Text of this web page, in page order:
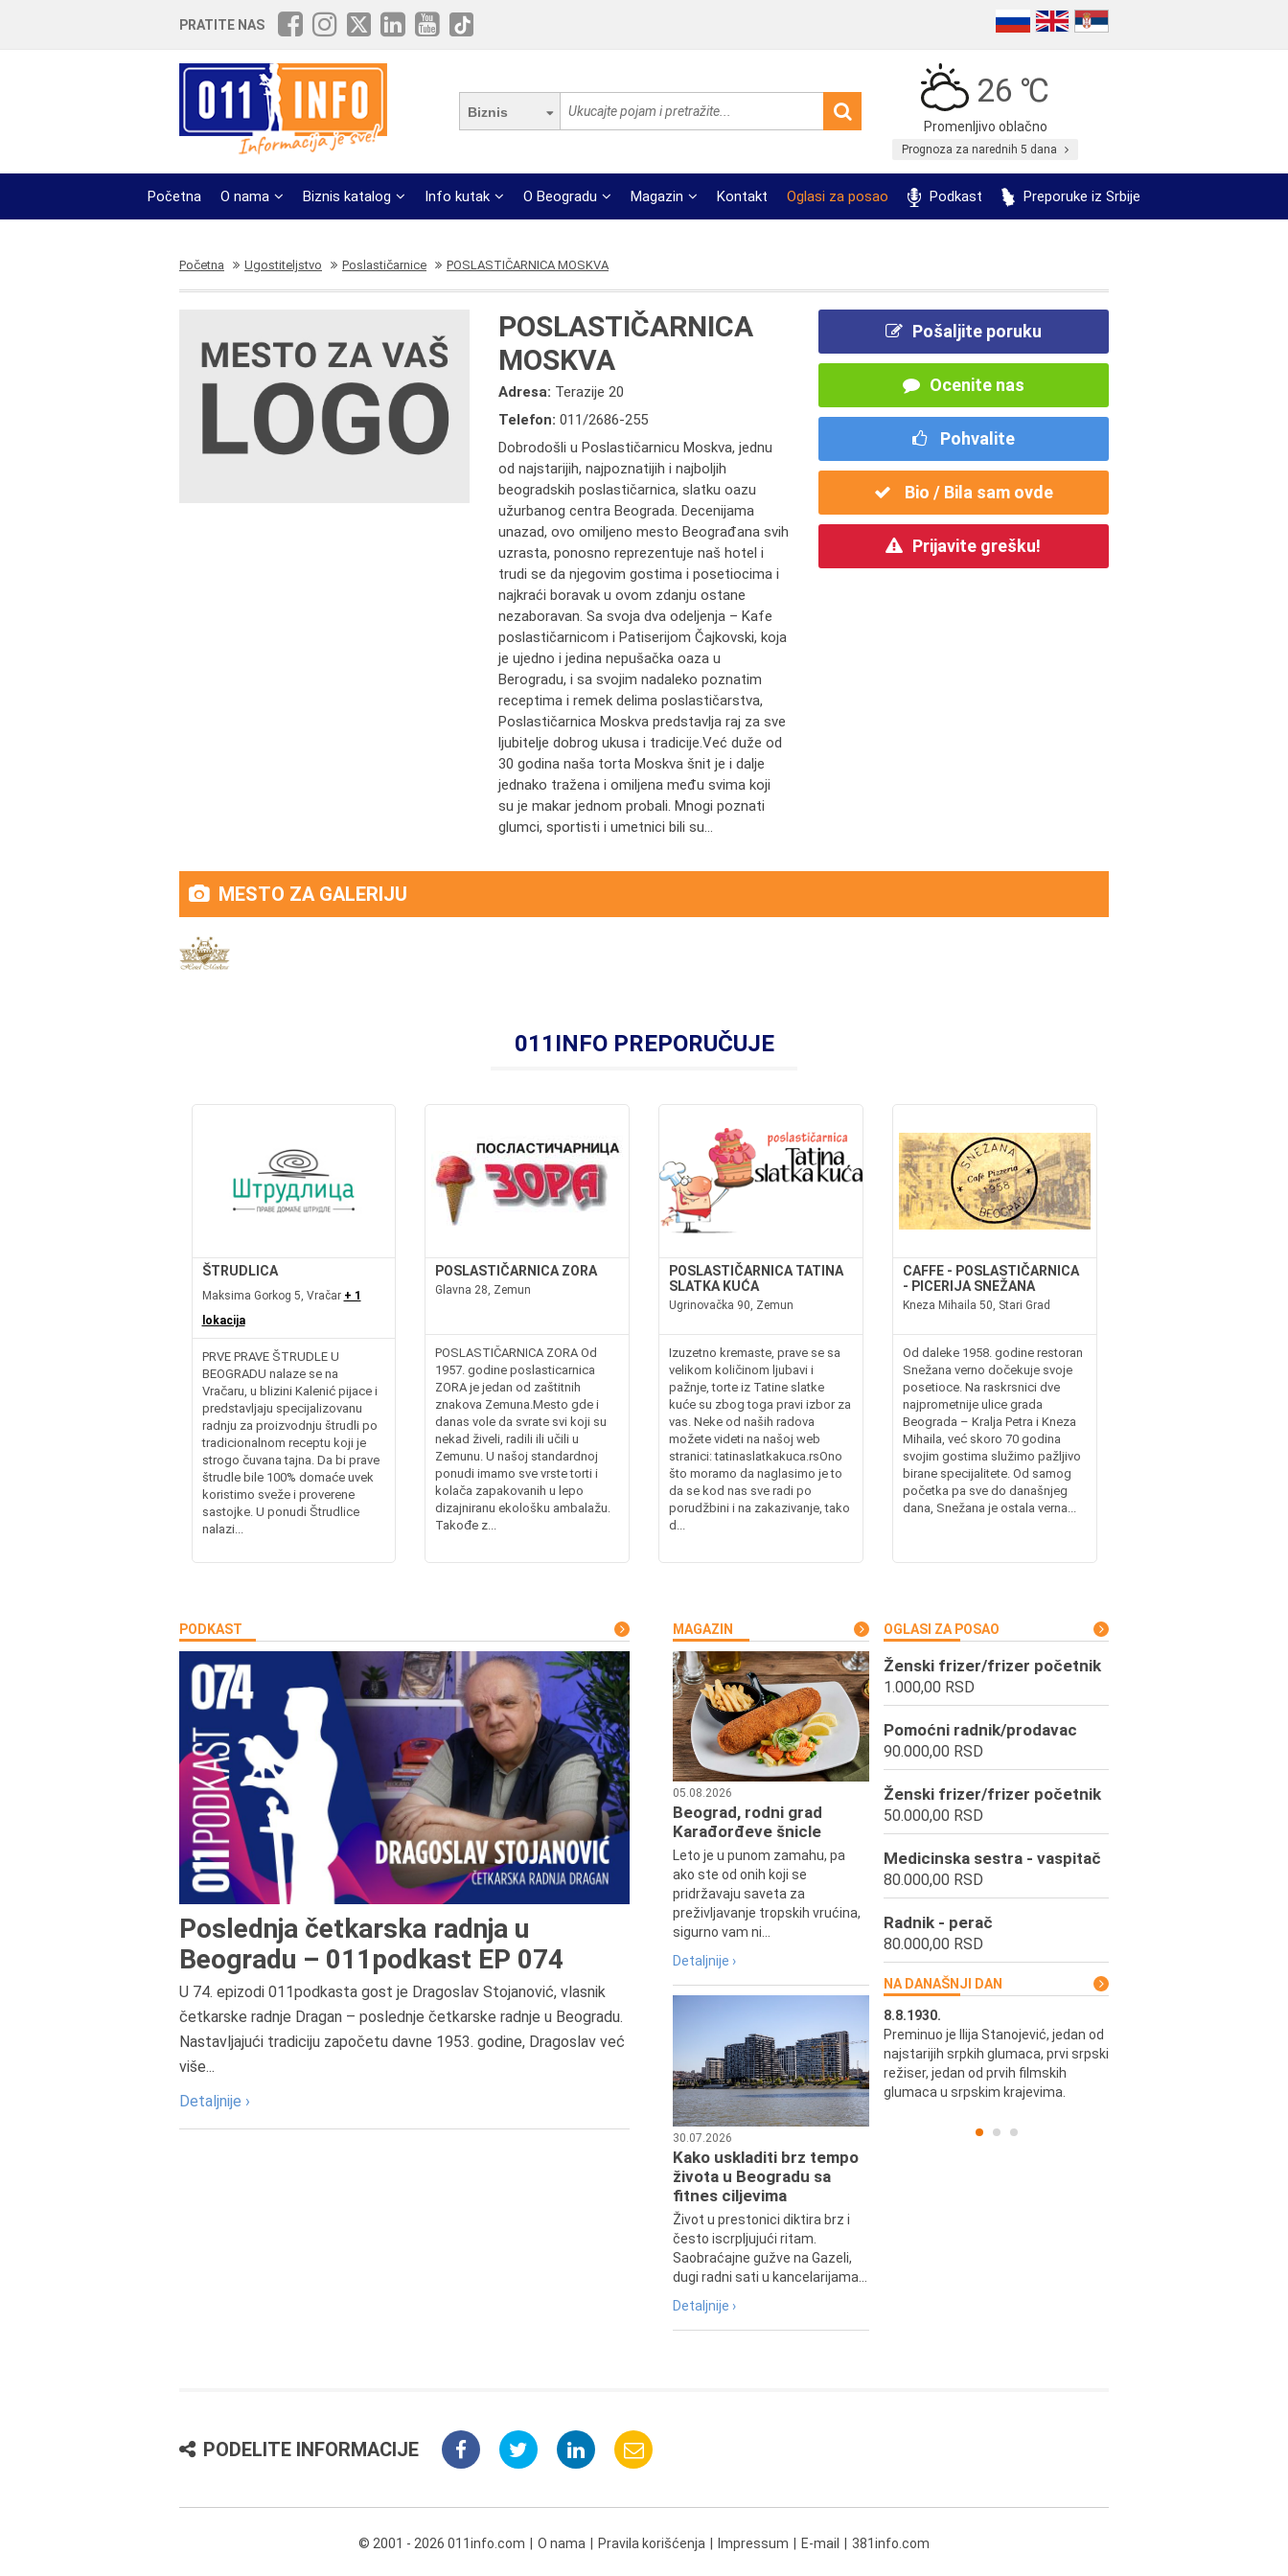
PRATITE NAS
Biznis
26 ℃
Promenljivo oblačno
Prognoza za narednih 5 dana
Početna O nama Biznis katalog Info kutak O Beogradu Magazin Kontakt Oglasi za posao Podkast Preporuke iz Srbije
Početna Ugostiteljstvo Poslastičarnice POSLASTIČARNICA MOSKVA
POSLASTIČARNICA
MOSKVA
Adresa: Terazije 20
Telefon:011/2686-255
Dobrodošli u Poslastičarnicu Moskva, jednu
od najstarijih, najpoznatijih i najboljih
beogradskih poslastičarnica, slatku oazu
užurbanog centra Beograda. Decenijama
unazad, ovo omiljeno mesto Beograđana svih
uzrasta, ponosno reprezentuje naš hotel i
trudi se da njegovim gostima i posetiocima i
najkraći boravak u ovom zdanju ostane
nezaboravan. Sa svoja dva odeljenja – Kafe
poslastičarnicom i Patiserijom Čajkovski, koja
je ujedno i jedina nepušačka oaza u
Berogradu, i sa svojim nadaleko poznatim
receptima i remek delima poslastičarstva,
Poslastičarnica Moskva predstavlja raj za sve
ljubitelje dobrog ukusa i tradicije.Već duže od
30 godina naša torta Moskva šnit je i dalje
jednako tražena i omiljena među svima koji
su je makar jednom probali. Mnogi poznati
glumci, sportisti i umetnici bili su...
Pošaljite poruku
Ocenite nas
Pohvalite
Bio / Bila sam ovde
Prijavite grešku!
MESTO ZA GALERIJU
011INFO PREPORUČUJE
ŠTRUDLICA
Maksima Gorkog 5, Vračar + 1
lokacija
PRVE PRAVE ŠTRUDLE U
BEOGRADU nalaze se na
Vračaru, u blizini Kalenić pijace i
predstavljaju specijalizovanu
radnju za proizvodnju štrudli po
tradicionalnom receptu koji je
strogo čuvana tajna. Da bi prave
štrudle bile 100% domaće uvek
koristimo sveže i proverene
sastojke. U ponudi Štrudlice
nalazi...
POSLASTIČARNICA ZORA
Glavna 28, Zemun
POSLASTIČARNICA ZORA Od
1957. godine poslasticarnica
ZORA je jedan od zaštitnih
znakova Zemuna.Mesto gde i
danas vole da svrate svi koji su
nekad živeli, radili ili učili u
Zemunu. U našoj standardnoj
ponudi imamo sve vrste torti i
kolača zapakovanih u lepo
dizajniranu ekološku ambalažu.
Takođe z...
POSLASTIČARNICA TATINA
SLATKA KUĆA
Ugrinovačka 90, Zemun
Izuzetno kremaste, prave se sa
velikom količinom ljubavi i
pažnje, torte iz Tatine slatke
kuće su zbog toga pravi izbor za
vas. Neke od naših radova
možete videti na našoj web
stranici: tatinaslatkakuca.rsOno
što moramo da naglasimo je to
da se kod nas sve radi po
porudžbini i na zakazivanje, tako
d...
CAFFE - POSLASTIČARNICA
- PICERIJA SNEŽANA
Kneza Mihaila 50, Stari Grad
Od daleke 1958. godine restoran
Snežana verno dočekuje svoje
posetioce. Na raskrsnici dve
najprometnije ulice grada
Beograda – Kralja Petra i Kneza
Mihaila, već skoro 70 godina
svojim gostima služimo pažljivo
birane specijalitete. Od samog
početka pa sve do današnjeg
dana, Snežana je ostala verna...
PODKAST
Poslednja četkarska radnja u
Beogradu – 011podkast EP 074
U 74. epizodi 011podkasta gost je Dragoslav Stojanović, vlasnik
četkarske radnje Dragan – poslednje četkarske radnje u Beogradu.
Nastavljajući tradiciju započetu davne 1953. godine, Dragoslav već
više...
Detaljnije ›
MAGAZIN
05.08.2026
Beograd, rodni grad
Karađorđeve šnicle
Leto je u punom zamahu, pa
ako ste od onih koji se
pridržavaju saveta za
preživljavanje tropskih vrućina,
sigurno vam ni...
Detaljnije ›
30.07.2026
Kako uskladiti brz tempo
života u Beogradu sa
fitnes ciljevima
Život u prestonici diktira brz i
često iscrpljujući ritam.
Saobraćajne gužve na Gazeli,
dugi radni sati u kancelarijama...
Detaljnije ›
OGLASI ZA POSAO
Ženski frizer/frizer početnik
1.000,00 RSD
Pomoćni radnik/prodavac
90.000,00 RSD
Ženski frizer/frizer početnik
50.000,00 RSD
Medicinska sestra - vaspitač
80.000,00 RSD
Radnik - perač
80.000,00 RSD
NA DANAŠNJI DAN
Preminuo je Dejan Kosanović,
istoričar filma, filmski reditelj,
profesor i dekan Fakulteta dramskih
umetnosti u Beogradu.
8.8.1930.
Preminuo je Ilija Stanojević, jedan od
najstarijih srpkih glumaca, prvi srpski
režiser, jedan od prvih filmskih
glumaca u srpskim krajevima.
PODELITE INFORMACIJE
© 2001 - 2026 011info.com O nama Pravila korišćenja Impressum E-mail 381info.com